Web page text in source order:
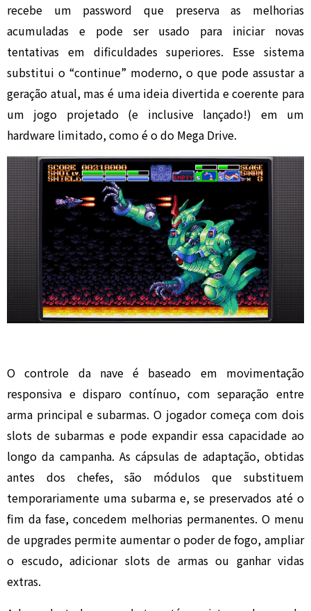
recebe um password que preserva as melhorias
acumuladas e pode ser usado para iniciar novas
tentativas em dificuldades superiores. Esse sistema
substitui o “continue” moderno, o que pode assustar a
geração atual, mas é uma ideia divertida e coerente para
um jogo projetado (e inclusive lançado!) em um
hardware limitado, como é o do Mega Drive.
O controle da nave é baseado em movimentação
responsiva e disparo contínuo, com separação entre
arma principal e subarmas. O jogador começa com dois
slots de subarmas e pode expandir essa capacidade ao
longo da campanha. As cápsulas de adaptação, obtidas
antes dos chefes, são módulos que substituem
temporariamente uma subarma e, se preservados até o
fim da fase, concedem melhorias permanentes. O menu
de upgrades permite aumentar o poder de fogo, ampliar
o escudo, adicionar slots de armas ou ganhar vidas
extras.